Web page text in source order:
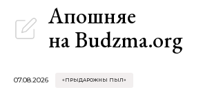
Апошняе
на Budzma.org
07.08.2026 «ПРЫДАРОЖНЫ ПЫЛ»